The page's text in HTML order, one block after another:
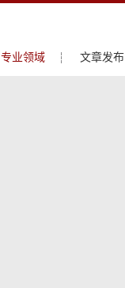
专业领域 文章发布